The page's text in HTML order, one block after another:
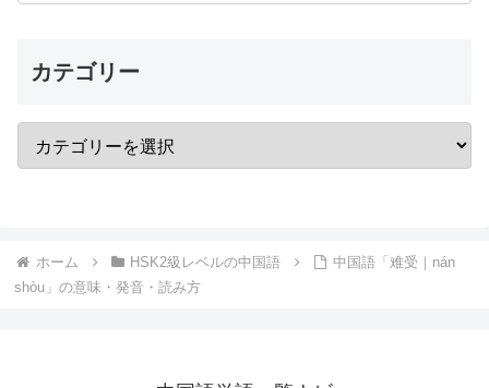
カテゴリー
ホーム HSK2級レベルの中国語
中国語「难受｜nán
shòu」の意味・発音・読み方